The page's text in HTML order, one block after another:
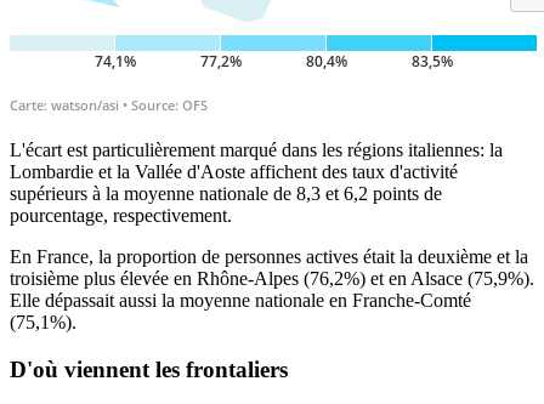
L'écart est particulièrement marqué dans les régions italiennes: la
Lombardie et la Vallée d'Aoste affichent des taux d'activité
supérieurs à la moyenne nationale de 8,3 et 6,2 points de
pourcentage, respectivement.
En France, la proportion de personnes actives était la deuxième et la
troisième plus élevée en Rhône-Alpes (76,2%) et en Alsace (75,9%).
Elle dépassait aussi la moyenne nationale en Franche-Comté
(75,1%).
D'où viennent les frontaliers